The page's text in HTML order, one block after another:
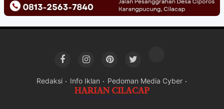
Redaksi Info Iklan Pedoman Media Cyber